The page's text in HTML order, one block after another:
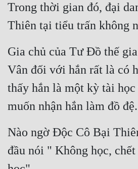
Trong thời gian đó, đại
Thiên tại tiểu trấn không
Gia chủ của Tư Đồ thế
Vân đối với hắn rất là có
thấy hắn là một kỳ tài
muốn nhận hắn làm đồ đệ.
Nào ngờ Độc Cô Bại
đầu nói " Không học,